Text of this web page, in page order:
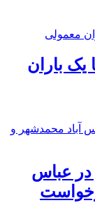
یک باران
در عباس